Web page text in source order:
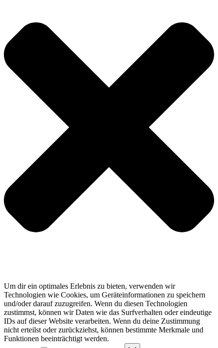
Um dir ein optimales Erlebnis zu bieten, verwenden wir
Technologien wie Cookies, um Geräteinformationen zu speichern
und/oder darauf zuzugreifen. Wenn du diesen Technologien
zustimmst, können wir Daten wie das Surfverhalten oder eindeutige
IDs auf dieser Website verarbeiten. Wenn du deine Zustimmung
nicht erteilst oder zurückziehst, können bestimmte Merkmale und
Funktionen beeinträchtigt werden.